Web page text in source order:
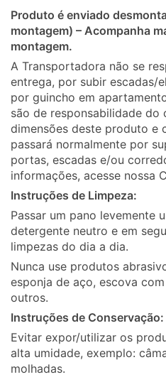
Produto é enviado
montagem) – Acompanha
montagem.
A Transportadora não se
entrega, por subir escadas/
por guincho em
são de responsabilidade do
dimensões deste produto e
passará normalmente por
portas, escadas e/ou
informações, acesse nossa
Instruções de Limpeza:
Passar um pano levemente
detergente neutro e em
limpezas do dia a dia.
Nunca use produtos
esponja de aço, escova
outros.
Instruções de Conservação:
Evitar expor/utilizar os
alta umidade, exemplo:
molhadas.